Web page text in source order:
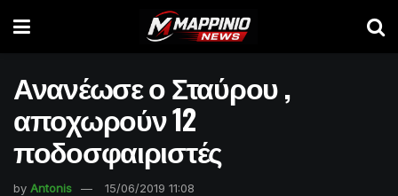
Ανανέωσε ο Σταύρου ,
αποχωρούν 12
ποδοσφαιριστές
by Antonis 15/06/2019 11:08